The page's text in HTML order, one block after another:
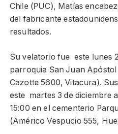
Chile (PUC), Matías
del fabricante
resultados.
Su velatorio fue este lunes
parroquia San Juan Apóstol
Cazotte 5600, Vitacura).
este martes 3 de diciembre
15:00 en el cementerio
(Américo Vespucio 555,